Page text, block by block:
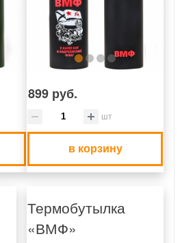
899 руб.
шт
в корзину
Термобутылка
«ВМФ»